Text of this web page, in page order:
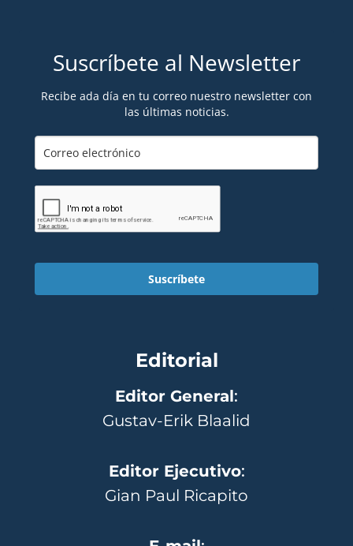
Suscríbete al Newsletter
Recibe ada día en tu correo nuestro newsletter con
las últimas noticias.
Suscríbete
Editorial
Editor General:
Gustav-Erik Blaalid
Editor Ejecutivo:
Gian Paul Ricapito